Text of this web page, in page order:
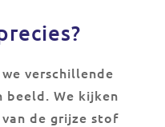
verschillende
beeld. We kijken
de grijze stof